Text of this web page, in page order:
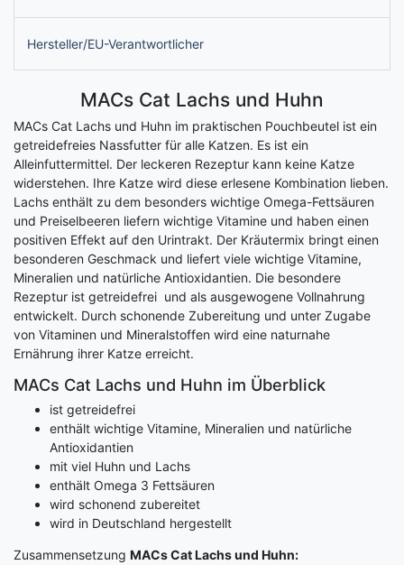
Hersteller/EU-Verantwortlicher
MACs Cat Lachs und Huhn
MACs Cat Lachs und Huhn im praktischen Pouchbeutel ist ein
getreidefreies Nassfutter für alle Katzen. Es ist ein
Alleinfuttermittel. Der leckeren Rezeptur kann keine Katze
widerstehen. Ihre Katze wird diese erlesene Kombination lieben.
Lachs enthält zu dem besonders wichtige Omega-Fettsäuren
und Preiselbeeren liefern wichtige Vitamine und haben einen
positiven Effekt auf den Urintrakt. Der Kräutermix bringt einen
besonderen Geschmack und liefert viele wichtige Vitamine,
Mineralien und natürliche Antioxidantien. Die besondere
Rezeptur ist getreidefrei und als ausgewogene Vollnahrung
entwickelt. Durch schonende Zubereitung und unter Zugabe
von Vitaminen und Mineralstoffen wird eine naturnahe
Ernährung ihrer Katze erreicht.
MACs Cat Lachs und Huhn im Überblick
ist getreidefrei
enthält wichtige Vitamine, Mineralien und natürliche
Antioxidantien
mit viel Huhn und Lachs
enthält Omega 3 Fettsäuren
wird schonend zubereitet
wird in Deutschland hergestellt
Zusammensetzung MACs Cat Lachs und Huhn: